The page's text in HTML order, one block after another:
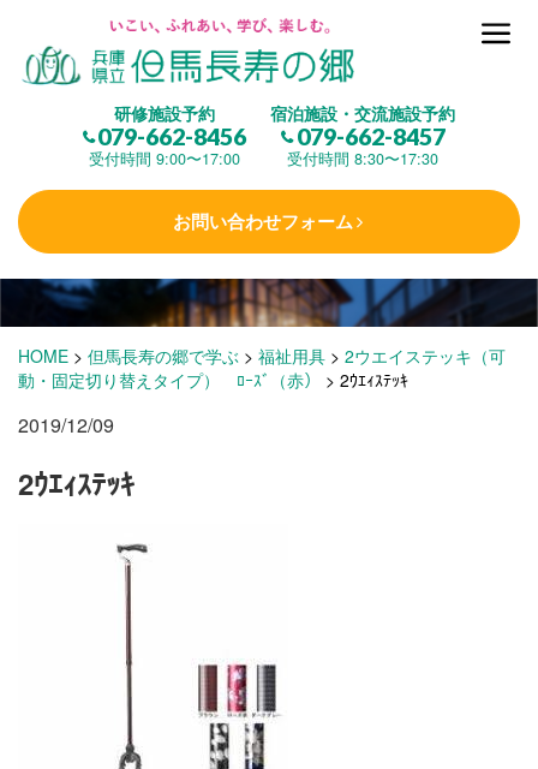
研修施設予約
079-662-8456
受付時間 9:00〜17:00
宿泊施設・交流施設予約
079-662-8457
受付時間 8:30〜17:30
お問い合わせフォーム
但馬長寿の郷とは
(研修施設)
楽しむ
学 ぶ(健康福祉)
泊まる(宿泊)
施設・料金
HOME > 但馬長寿の郷で学ぶ > 福祉用具 > 2ウエイステッキ（可
動・固定切り替えタイプ） ﾛｰｽﾞ（赤）
> 2ｳｴｨｽﾃｯｷ
2019/12/09
2ｳｴｨｽﾃｯｷ